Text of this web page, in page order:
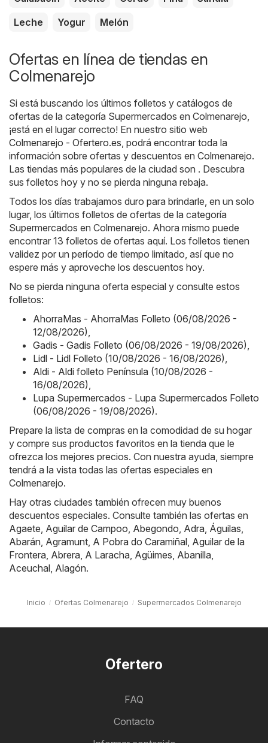
Leche
Yogur Melón
Ofertas en línea de tiendas en
Colmenarejo
Si está buscando los últimos folletos y catálogos de
ofertas de la categoría Supermercados en Colmenarejo,
¡está en el lugar correcto! En nuestro sitio web
Colmenarejo - Ofertero.es , podrá encontrar toda la
información sobre ofertas y descuentos en Colmenarejo.
Las tiendas más populares de la ciudad son . Descubra
sus folletos hoy y no se pierda ninguna rebaja.
Todos los días trabajamos duro para brindarle, en un solo
lugar, los últimos folletos de ofertas de la categoría
Supermercados en Colmenarejo. Ahora mismo puede
encontrar 13 folletos de ofertas aquí. Los folletos tienen
validez por un período de tiempo limitado, así que no
espere más y aproveche los descuentos hoy.
No se pierda ninguna oferta especial y consulte estos
folletos:
AhorraMas - AhorraMas Folleto (06/08/2026 -
12/08/2026)
Gadis - Gadis Folleto (06/08/2026 - 19/08/2026)
Lidl - Lidl Folleto (10/08/2026 - 16/08/2026)
Aldi - Aldi folleto Península (10/08/2026 -
16/08/2026)
Lupa Supermercados - Lupa Supermercados Folleto
(06/08/2026 - 19/08/2026).
Prepare la lista de compras en la comodidad de su hogar
y compre sus productos favoritos en la tienda que le
ofrezca los mejores precios. Con nuestra ayuda, siempre
tendrá a la vista todas las ofertas especiales en
Colmenarejo.
Hay otras ciudades también ofrecen muy buenos
descuentos especiales. Consulte también las ofertas en
Agaete Aguilar de Campoo Abegondo Adra Águilas
Abarán Agramunt A Pobra do Caramiñal Aguilar de la
Frontera Abrera A Laracha Agüimes Abanilla
Aceuchal Alagón.
Inicio Ofertas Colmenarejo Supermercados Colmenarejo
Ofertero
FAQ
Contacto